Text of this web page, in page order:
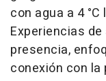
con agua a 4
Experiencias
presencia,
conexión con